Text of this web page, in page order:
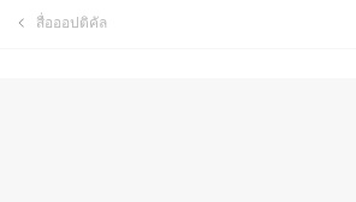
สื่อออปติคัล